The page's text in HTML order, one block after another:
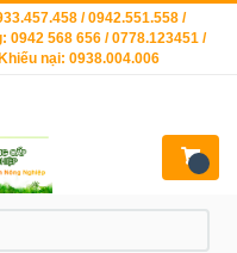
/ 0942.551.558 /
0942 568 656 / 0778.123451 /
nại: 0938.004.006